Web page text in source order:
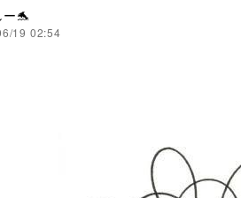
ー🐬
19 02:54